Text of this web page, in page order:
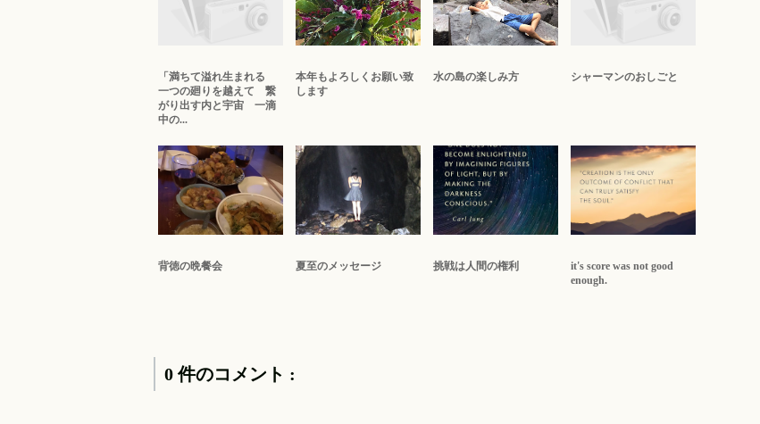
「満ちて溢れ生まれる
一つの廻りを越えて 繋
がり出す内と宇宙 一滴
中の...
本年もよろしくお願い致
します
水の島の楽しみ方 シャーマンのおしごと
背徳の晩餐会 夏至のメッセージ 挑戦は人間の権利
it's score was not good
enough.
0 件のコメント :